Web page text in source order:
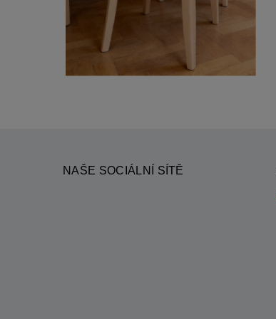
NAŠE SOCIÁLNÍ SÍTĚ